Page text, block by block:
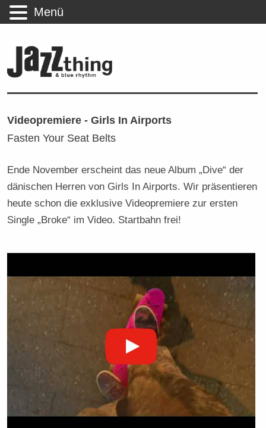
Videopremiere - Girls In Airports
Fasten Your Seat Belts
Ende November erscheint das neue Album „Dive“ der
dänischen Herren von Girls In Airports. Wir präsentieren
heute schon die exklusive Videopremiere zur ersten
Single „Broke“ im Video. Startbahn frei!
Menü